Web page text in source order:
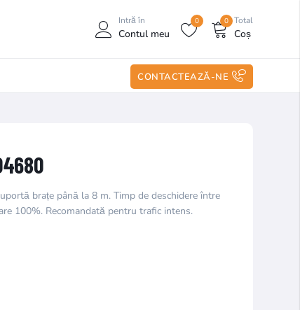
Intră în
Contul meu
0 Total
Coș
0
CONTACTEAZĂ-NE
brațe până la 8 m. Timp de deschidere între
100%. Recomandată pentru trafic intens.